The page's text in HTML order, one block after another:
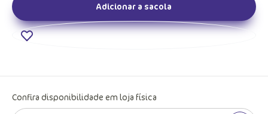
Adicionar a sacola
Confira disponibilidade em loja física